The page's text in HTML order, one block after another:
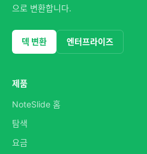
으로 변환합니다.
덱 변환 엔터프라이즈
제품
NoteSlide 홈
탐색
요금